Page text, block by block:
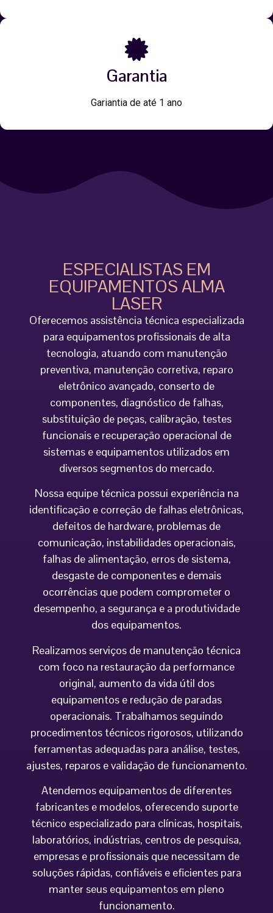
Garantia
Gariantia de até 1 ano
ESPECIALISTAS EM
EQUIPAMENTOS ALMA
LASER
Oferecemos assistência técnica especializada
para equipamentos profissionais de alta
tecnologia, atuando com manutenção
preventiva, manutenção corretiva, reparo
eletrônico avançado, conserto de
componentes, diagnóstico de falhas,
substituição de peças, calibração, testes
funcionais e recuperação operacional de
sistemas e equipamentos utilizados em
diversos segmentos do mercado.
Nossa equipe técnica possui experiência na
identificação e correção de falhas eletrônicas,
defeitos de hardware, problemas de
comunicação, instabilidades operacionais,
falhas de alimentação, erros de sistema,
desgaste de componentes e demais
ocorrências que podem comprometer o
desempenho, a segurança e a produtividade
dos equipamentos.
Realizamos serviços de manutenção técnica
com foco na restauração da performance
original, aumento da vida útil dos
equipamentos e redução de paradas
operacionais. Trabalhamos seguindo
procedimentos técnicos rigorosos, utilizando
ferramentas adequadas para análise, testes,
ajustes, reparos e validação de funcionamento.
Atendemos equipamentos de diferentes
fabricantes e modelos, oferecendo suporte
técnico especializado para clínicas, hospitais,
laboratórios, indústrias, centros de pesquisa,
empresas e profissionais que necessitam de
soluções rápidas, confiáveis e eficientes para
manter seus equipamentos em pleno
funcionamento.